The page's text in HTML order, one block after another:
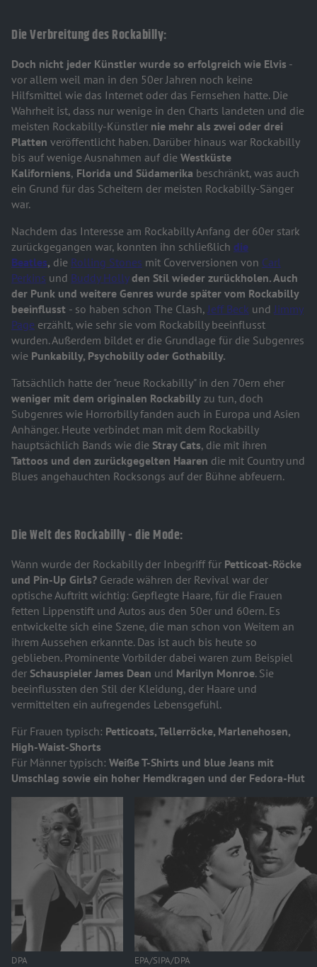
Die Verbreitung des Rockabilly:
Doch nicht jeder Künstler wurde so erfolgreich wie Elvis -
vor allem weil man in den 50er Jahren noch keine
Hilfsmittel wie das Internet oder das Fernsehen hatte. Die
Wahrheit ist, dass nur wenige in den Charts landeten und die
meisten Rockabilly-Künstler nie mehr als zwei oder drei
Platten veröffentlicht haben. Darüber hinaus war Rockabilly
bis auf wenige Ausnahmen auf die Westküste
Kaliforniens, Florida und Südamerika beschränkt, was auch
ein Grund für das Scheitern der meisten Rockabilly-Sänger
war.
Nachdem das Interesse am Rockabilly Anfang der 60er stark
zurückgegangen war, konnten ihn schließlich die
Beatles, die Rolling Stones mit Coverversionen von Carl
Perkins und Buddy Holly den Stil wieder zurückholen. Auch
der Punk und weitere Genres wurde später vom Rockabilly
beeinflusst - so haben schon The Clash,Jeff Beck undJimmy
Page erzählt, wie sehr sie vom Rockabilly beeinflusst
wurden. Außerdem bildet er die Grundlage für die Subgenres
wie Punkabilly, Psychobilly oder Gothabilly.
Tatsächlich hatte der "neue Rockabilly" in den 70ern eher
weniger mit dem originalen Rockabilly zu tun, doch
Subgenres wie Horrorbilly fanden auch in Europa und Asien
Anhänger. Heute verbindet man mit dem Rockabilly
hauptsächlich Bands wie die Stray Cats, die mit ihren
Tattoos und den zurückgegelten Haaren die mit Country und
Blues angehauchten Rocksongs auf der Bühne abfeuern.
Die Welt des Rockabilly - die Mode:
Wann wurde der Rockabilly der Inbegriff für Petticoat-Röcke
und Pin-Up Girls? Gerade währen der Revival war der
optische Auftritt wichtig: Gepflegte Haare, für die Frauen
fetten Lippenstift und Autos aus den 50er und 60ern. Es
entwickelte sich eine Szene, die man schon von Weitem an
ihrem Aussehen erkannte. Das ist auch bis heute so
geblieben. Prominente Vorbilder dabei waren zum Beispiel
der Schauspieler James Dean und Marilyn Monroe. Sie
beeinflussten den Stil der Kleidung, der Haare und
vermittelten ein aufregendes Lebensgefühl.
Für Frauen typisch: Petticoats, Tellerröcke, Marlenehosen,
High-Waist-Shorts
Für Männer typisch: Weiße T-Shirts und blue Jeans mit
Umschlag sowie ein hoher Hemdkragen und der Fedora-Hut
DPA EPA/SIPA/DPA